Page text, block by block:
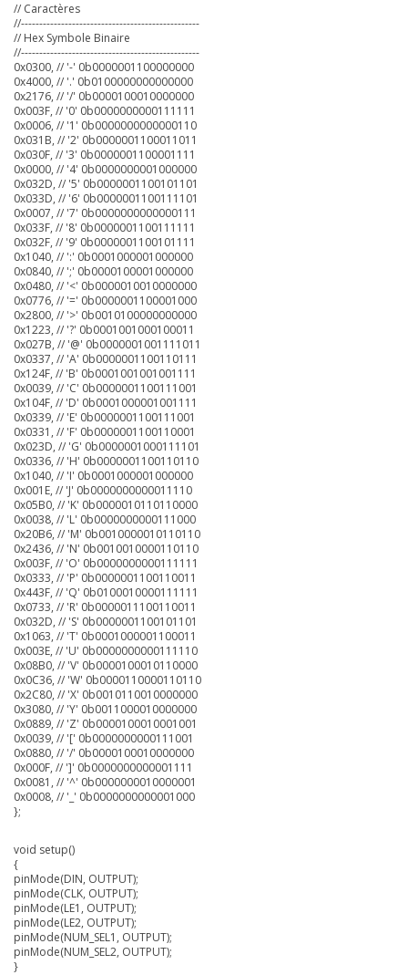
// Caractères
//-------------------------------------------------
// Hex Symbole Binaire
//-------------------------------------------------
0x0300, // '-' 0b0000001100000000
0x4000, // '.' 0b0100000000000000
0x2176, // '/' 0b0000100010000000
0x003F, // '0' 0b0000000000111111
0x0006, // '1' 0b0000000000000110
0x031B, // '2' 0b0000001100011011
0x030F, // '3' 0b0000001100001111
0x0000, // '4' 0b0000000001000000
0x032D, // '5' 0b0000001100101101
0x033D, // '6' 0b0000001100111101
0x0007, // '7' 0b0000000000000111
0x033F, // '8' 0b0000001100111111
0x032F, // '9' 0b0000001100101111
0x1040, // ':' 0b0001000001000000
0x0840, // ';' 0b0000100001000000
0x0480, // '<' 0b0000010010000000
0x0776, // '=' 0b0000001100001000
0x2800, // '>' 0b0010100000000000
0x1223, // '?' 0b0001001000100011
0x027B, // '@' 0b0000001001111011
0x0337, // 'A' 0b0000001100110111
0x124F, // 'B' 0b0001001001001111
0x0039, // 'C' 0b0000001100111001
0x104F, // 'D' 0b0001000001001111
0x0339, // 'E' 0b0000001100111001
0x0331, // 'F' 0b0000001100110001
0x023D, // 'G' 0b0000001000111101
0x0336, // 'H' 0b0000001100110110
0x1040, // 'I' 0b0001000001000000
0x001E, // 'J' 0b0000000000011110
0x05B0, // 'K' 0b0000010110110000
0x0038, // 'L' 0b0000000000111000
0x20B6, // 'M' 0b0010000010110110
0x2436, // 'N' 0b0010010000110110
0x003F, // 'O' 0b0000000000111111
0x0333, // 'P' 0b0000001100110011
0x443F, // 'Q' 0b0100010000111111
0x0733, // 'R' 0b0000011100110011
0x032D, // 'S' 0b0000001100101101
0x1063, // 'T' 0b0001000001100011
0x003E, // 'U' 0b0000000000111110
0x08B0, // 'V' 0b0000100010110000
0x0C36, // 'W' 0b0000110000110110
0x2C80, // 'X' 0b0010110010000000
0x3080, // 'Y' 0b0011000010000000
0x0889, // 'Z' 0b0000100010001001
0x0039, // '[' 0b0000000000111001
0x0880, // '/' 0b0000100010000000
0x000F, // ']' 0b0000000000001111
0x0081, // '^' 0b0000000010000001
0x0008, // '_' 0b0000000000001000
};
void setup()
{
pinMode(DIN, OUTPUT);
pinMode(CLK, OUTPUT);
pinMode(LE1, OUTPUT);
pinMode(LE2, OUTPUT);
pinMode(NUM_SEL1, OUTPUT);
pinMode(NUM_SEL2, OUTPUT);
}